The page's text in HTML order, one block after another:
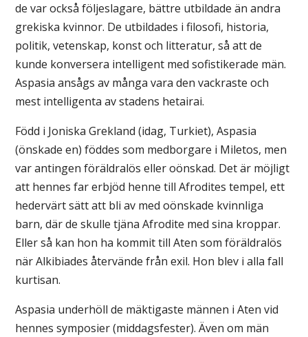
de var också följeslagare, bättre utbildade än andra
grekiska kvinnor. De utbildades i filosofi, historia,
politik, vetenskap, konst och litteratur, så att de
kunde konversera intelligent med sofistikerade män.
Aspasia ansågs av många vara den vackraste och
mest intelligenta av stadens hetairai.
Född i Joniska Grekland (idag, Turkiet), Aspasia
(önskade en) föddes som medborgare i Miletos, men
var antingen föräldralös eller oönskad. Det är möjligt
att hennes far erbjöd henne till Afrodites tempel, ett
hedervärt sätt att bli av med oönskade kvinnliga
barn, där de skulle tjäna Afrodite med sina kroppar.
Eller så kan hon ha kommit till Aten som föräldralös
när Alkibiades återvände från exil. Hon blev i alla fall
kurtisan.
Aspasia underhöll de mäktigaste männen i Aten vid
hennes symposier (middagsfester). Även om män